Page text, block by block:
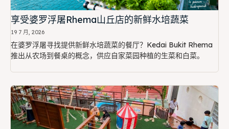
享受婆罗浮屠Rhema山丘店的新鲜水培蔬菜
19 7 月, 2026
在婆罗浮屠寻找提供新鲜水培蔬菜的餐厅？Kedai Bukit Rhema
推出从农场到餐桌的概念，供应自家菜园种植的生菜和白菜。